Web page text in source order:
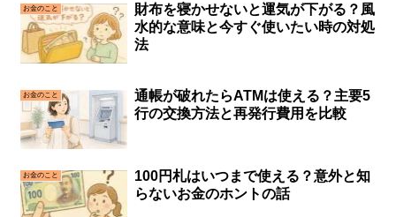
お金のこと
財布を寝かせないと運気が下がる？風
水的な意味と今すぐ使いたい時の対処
法
お金のこと
通帳が破れたらATMは使える？主要5
行の交換方法と再発行費用を比較
お金のこと
100円札はいつまで使える？意外と知
らないお金のホントの話